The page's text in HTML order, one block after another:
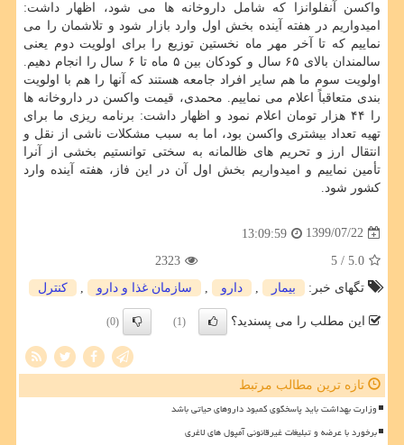
واکسن آنفلوانزا که شامل داروخانه ها می شود، اظهار داشت:
امیدواریم در هفته آینده بخش اول وارد بازار شود و تلاشمان را می
نماییم که تا آخر مهر ماه نخستین توزیع را برای اولویت دوم یعنی
سالمندان بالای ۶۵ سال و کودکان بین ۵ ماه تا ۶ سال را انجام دهیم.
اولویت سوم ما هم سایر افراد جامعه هستند که آنها را هم با اولویت
بندی متعاقباً اعلام می نماییم. محمدی، قیمت واکسن در داروخانه ها
را ۴۴ هزار تومان اعلام نمود و اظهار داشت: برنامه ریزی ما برای
تهیه تعداد بیشتری واکسن بود، اما به سبب مشکلات ناشی از نقل و
انتقال ارز و تحریم های ظالمانه به سختی توانستیم بخشی از آنرا
تأمین نماییم و امیدواریم بخش اول آن در این فاز، هفته آینده وارد
کشور شود.
1399/07/22
13:09:59
5.0
/ 5
2323
تگهای خبر:
بیمار دارو سازمان غذا و دارو كنترل
این مطلب را می پسندید؟ (1)
(0)
تازه ترین مطالب مرتبط
وزارت بهداشت باید پاسخگوی کمبود داروهای حیاتی باشد
برخورد با عرضه و تبلیغات غیرقانونی آمپول های لاغری